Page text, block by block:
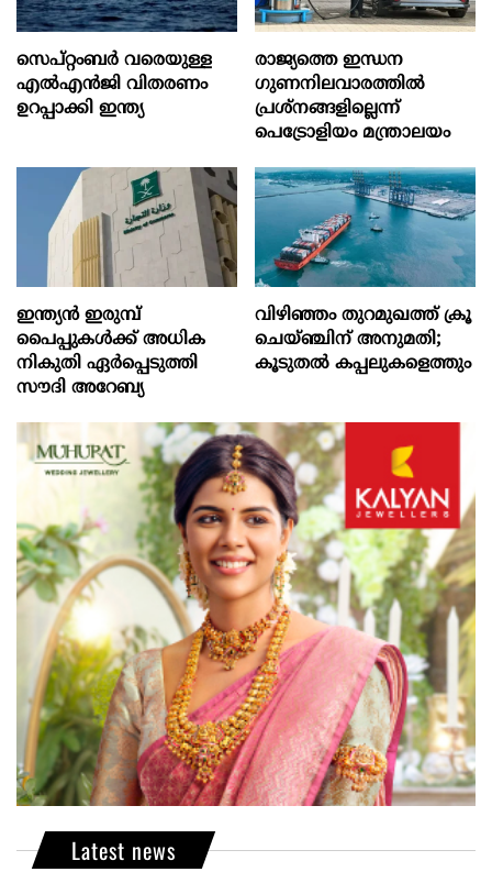
സെപ്റ്റംബർ വരെയുള്ള
എൽഎൻജി വിതരണം
ഉറപ്പാക്കി ഇന്ത്യ
രാജ്യത്തെ ഇന്ധന
ഗുണനിലവാരത്തില്‍
പ്രശ്‌നങ്ങളില്ലെന്ന്
പെട്രോളിയം മന്ത്രാലയം
ഇന്ത്യൻ ഇരുമ്പ്
പൈപ്പുകൾക്ക് അധിക
നികുതി ഏർപ്പെടുത്തി
സൗദി അറേബ്യ
വിഴിഞ്ഞം തുറമുഖത്ത് ക്രൂ
ചെയ്ഞ്ചിന് അനുമതി;
കൂടുതൽ കപ്പലുകളെത്തും
Latest news